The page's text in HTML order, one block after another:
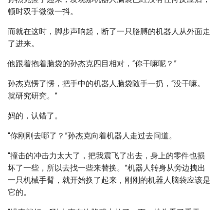
顿时双手微微一抖。
而就在这时，脚步声响起，断了一只胳膊的机器人从外面走
了进来。
他跟着抱着脑袋的孙杰克四目相对，“你干嘛呢？”
孙杰克愣了愣，把手中的机器人脑袋随手一扔，“没干嘛。
就研究研究。”
妈的，认错了。
“你刚刚去哪了？”孙杰克向着机器人走过去问道。
“撞击的冲击力太大了，把我震飞了出去，身上的零件也损
坏了一些，所以去找一些来替换。”机器人转身从旁边拽出
一只机械手臂，就开始换了起来，刚刚的机器人脑袋应该是
它的。